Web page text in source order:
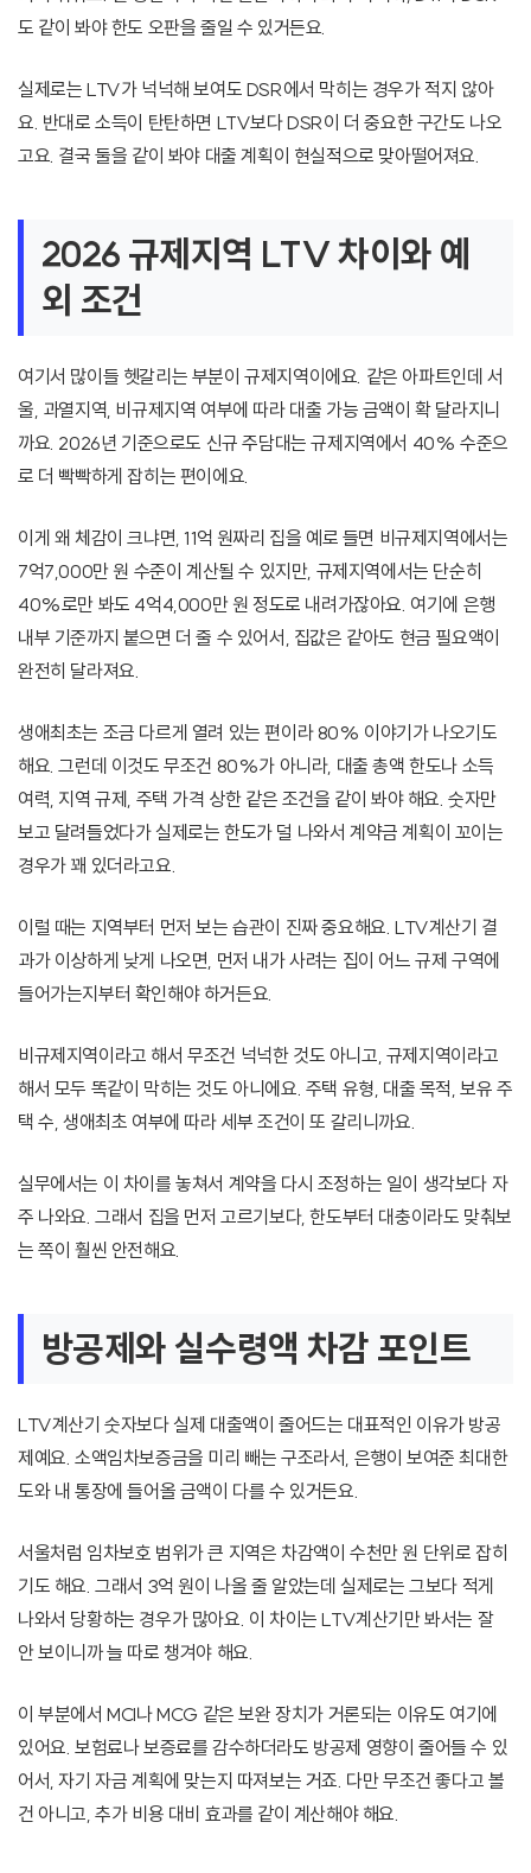
도 같이 봐야 한도 오판을 줄일 수 있거든요.
실제로는 LTV가 넉넉해 보여도 DSR에서 막히는 경우가 적지 않아
요. 반대로 소득이 탄탄하면 LTV보다 DSR이 더 중요한 구간도 나오
고요. 결국 둘을 같이 봐야 대출 계획이 현실적으로 맞아떨어져요.
2026 규제지역 LTV 차이와 예
외 조건
여기서 많이들 헷갈리는 부분이 규제지역이에요. 같은 아파트인데 서
울, 과열지역, 비규제지역 여부에 따라 대출 가능 금액이 확 달라지니
까요. 2026년 기준으로도 신규 주담대는 규제지역에서 40% 수준으
로 더 빡빡하게 잡히는 편이에요.
이게 왜 체감이 크냐면, 11억 원짜리 집을 예로 들면 비규제지역에서는
7억7,000만 원 수준이 계산될 수 있지만, 규제지역에서는 단순히
40%로만 봐도 4억4,000만 원 정도로 내려가잖아요. 여기에 은행
내부 기준까지 붙으면 더 줄 수 있어서, 집값은 같아도 현금 필요액이
완전히 달라져요.
생애최초는 조금 다르게 열려 있는 편이라 80% 이야기가 나오기도
해요. 그런데 이것도 무조건 80%가 아니라, 대출 총액 한도나 소득
여력, 지역 규제, 주택 가격 상한 같은 조건을 같이 봐야 해요. 숫자만
보고 달려들었다가 실제로는 한도가 덜 나와서 계약금 계획이 꼬이는
경우가 꽤 있더라고요.
이럴 때는 지역부터 먼저 보는 습관이 진짜 중요해요. LTV계산기 결
과가 이상하게 낮게 나오면, 먼저 내가 사려는 집이 어느 규제 구역에
들어가는지부터 확인해야 하거든요.
비규제지역이라고 해서 무조건 넉넉한 것도 아니고, 규제지역이라고
해서 모두 똑같이 막히는 것도 아니에요. 주택 유형, 대출 목적, 보유 주
택 수, 생애최초 여부에 따라 세부 조건이 또 갈리니까요.
실무에서는 이 차이를 놓쳐서 계약을 다시 조정하는 일이 생각보다 자
주 나와요. 그래서 집을 먼저 고르기보다, 한도부터 대충이라도 맞춰보
는 쪽이 훨씬 안전해요.
방공제와 실수령액 차감 포인트
LTV계산기 숫자보다 실제 대출액이 줄어드는 대표적인 이유가 방공
제예요. 소액임차보증금을 미리 빼는 구조라서, 은행이 보여준 최대한
도와 내 통장에 들어올 금액이 다를 수 있거든요.
서울처럼 임차보호 범위가 큰 지역은 차감액이 수천만 원 단위로 잡히
기도 해요. 그래서 3억 원이 나올 줄 알았는데 실제로는 그보다 적게
나와서 당황하는 경우가 많아요. 이 차이는 LTV계산기만 봐서는 잘
안 보이니까 늘 따로 챙겨야 해요.
이 부분에서 MCI나 MCG 같은 보완 장치가 거론되는 이유도 여기에
있어요. 보험료나 보증료를 감수하더라도 방공제 영향이 줄어들 수 있
어서, 자기 자금 계획에 맞는지 따져보는 거죠. 다만 무조건 좋다고 볼
건 아니고, 추가 비용 대비 효과를 같이 계산해야 해요.